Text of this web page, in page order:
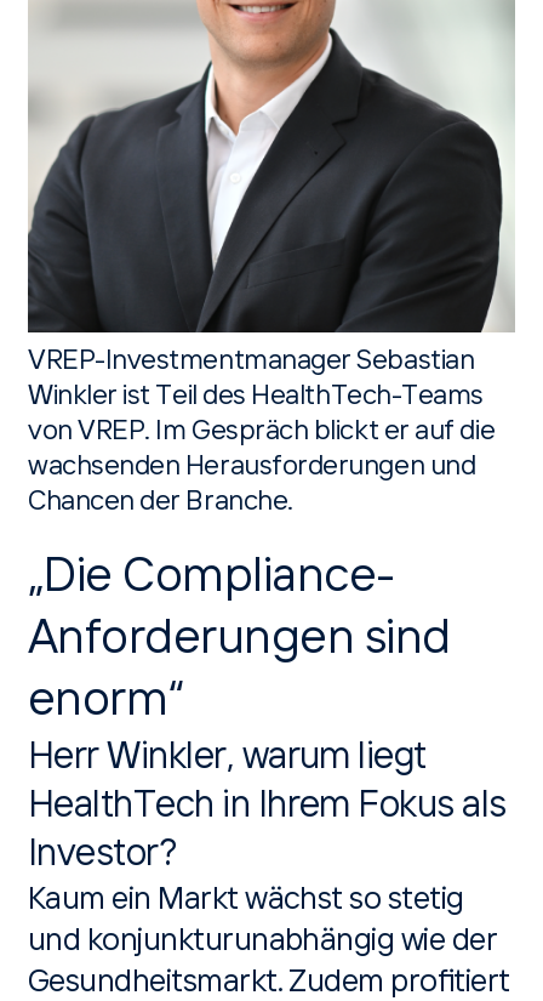
VREP-Investmentmanager Sebastian
Winkler ist Teil des HealthTech-Teams
von VREP. Im Gespräch blickt er auf die
wachsenden Herausforderungen und
Chancen der Branche.
„Die Compliance-
Anforderungen sind
enorm“
Herr Winkler, warum liegt
HealthTech in Ihrem Fokus als
Investor?
Kaum ein Markt wächst so stetig
und konjunkturunabhängig wie der
Gesundheitsmarkt. Zudem profitiert